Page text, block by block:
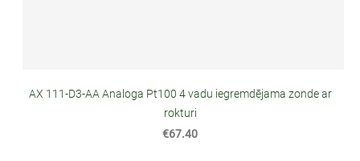
AX 111-D3-AA Analoga Pt100 4 vadu iegremdējama zonde ar
rokturi
€67.40